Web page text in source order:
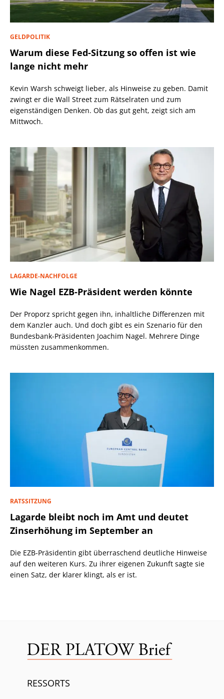
GELDPOLITIK
Warum diese Fed-Sitzung so offen ist wie
lange nicht mehr
Kevin Warsh schweigt lieber, als Hinweise zu geben. Damit
zwingt er die Wall Street zum Rätselraten und zum
eigenständigen Denken. Ob das gut geht, zeigt sich am
Mittwoch.
LAGARDE-NACHFOLGE
Wie Nagel EZB-Präsident werden könnte
Der Proporz spricht gegen ihn, inhaltliche Differenzen mit
dem Kanzler auch. Und doch gibt es ein Szenario für den
Bundesbank-Präsidenten Joachim Nagel. Mehrere Dinge
müssten zusammenkommen.
RATSSITZUNG
Lagarde bleibt noch im Amt und deutet
Zinserhöhung im September an
Die EZB-Präsidentin gibt überraschend deutliche Hinweise
auf den weiteren Kurs. Zu ihrer eigenen Zukunft sagte sie
einen Satz, der klarer klingt, als er ist.
RESSORTS